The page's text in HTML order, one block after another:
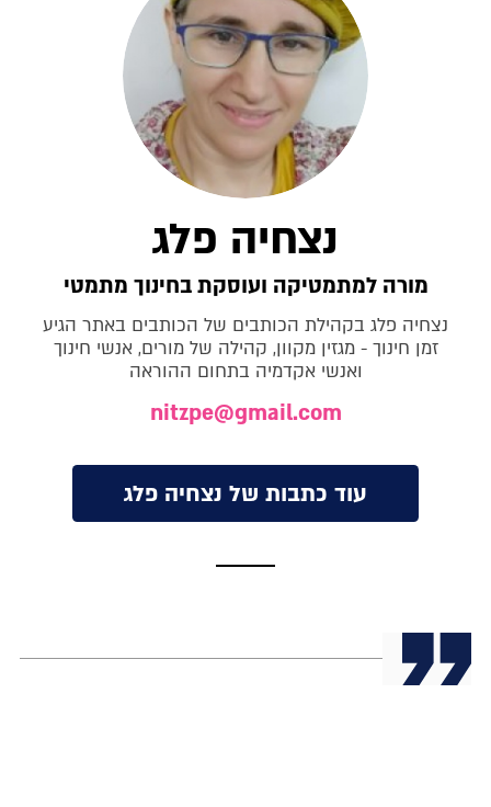
נצחיה פלג
מורה למתמטיקה ועוסקת בחינוך מתמטי
נצחיה פלג בקהילת הכותבים של הכותבים באתר הגיע
זמן חינוך - מגזין מקוון, קהילה של מורים, אנשי חינוך
ואנשי אקדמיה בתחום ההוראה
nitzpe@gmail.com
עוד כתבות של נצחיה פלג